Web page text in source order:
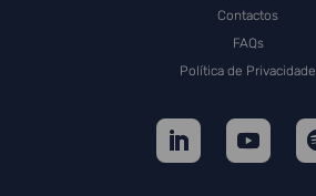
Contactos
FAQs
Política de Privacidade